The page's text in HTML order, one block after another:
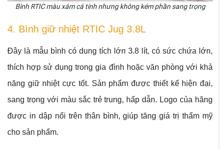
Bình RTIC màu xám cá tính nhưng không kém phần sang trọng
4. Bình giữ nhiệt RTIC Jug 3.8L
Đây là mẫu bình có dung tích lớn 3.8 lít, có sức chứa lớn,
thích hợp sử dụng trong gia đình hoặc văn phòng với khả
năng giữ nhiệt cực tốt. Sản phẩm được thiết kế hiện đại,
sang trọng với màu sắc trẻ trung, hấp dẫn. Logo của hãng
được in dập nổi trên thân bình, giúp tăng giá trị thẩm mỹ
cho sản phẩm.